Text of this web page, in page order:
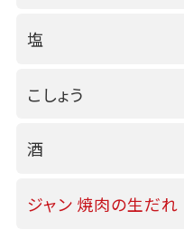
塩
こしょう
酒
ジャン 焼肉の生だれ